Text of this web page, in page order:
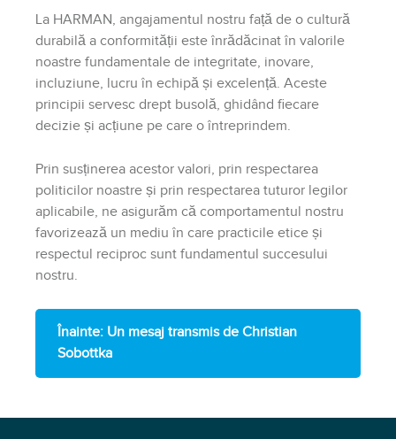
La HARMAN, angajamentul nostru față de o cultură
durabilă a conformității este înrădăcinat în valorile
noastre fundamentale de integritate, inovare,
incluziune, lucru în echipă și excelență. Aceste
principii servesc drept busolă, ghidând fiecare
decizie și acțiune pe care o întreprindem.
Prin susținerea acestor valori, prin respectarea
politicilor noastre și prin respectarea tuturor legilor
aplicabile, ne asigurăm că comportamentul nostru
favorizează un mediu în care practicile etice și
respectul reciproc sunt fundamentul succesului
nostru.
Înainte: Un mesaj transmis de Christian
Sobottka